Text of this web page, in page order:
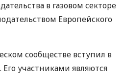
в газовом секторе
Европейского
сообществе вступил в
участниками являются